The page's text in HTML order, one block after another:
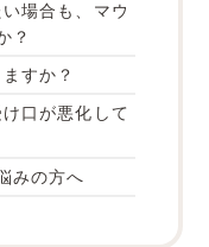
場合も、マウ
？
すか？
口が悪化して
みの方へ